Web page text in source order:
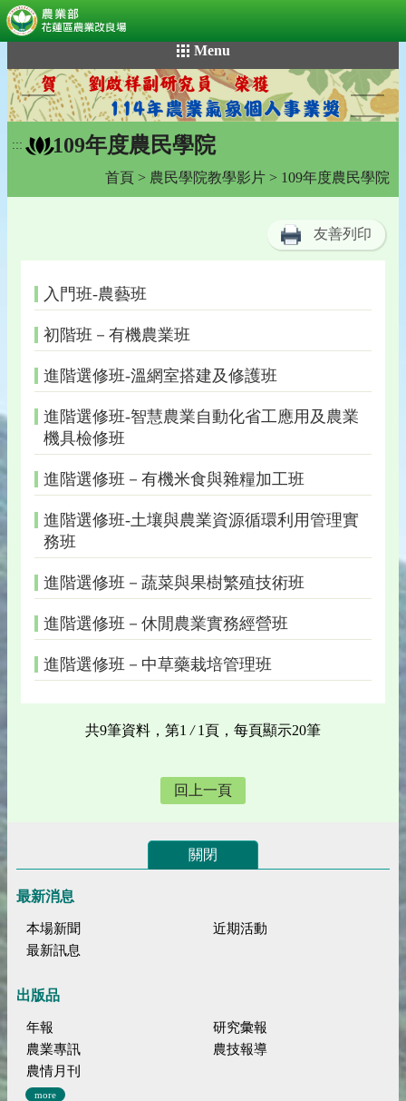
到
主
要
內
容
Menu
::: 109年度農民學院
首頁 > 農民學院教學影片 > 109年度農民學院
友善列印
入門班-農藝班
初階班－有機農業班
進階選修班-溫網室搭建及修護班
進階選修班-智慧農業自動化省工應用及農業
機具檢修班
進階選修班－有機米食與雜糧加工班
進階選修班-土壤與農業資源循環利用管理實
務班
進階選修班－蔬菜與果樹繁殖技術班
進階選修班－休閒農業實務經營班
進階選修班－中草藥栽培管理班
共9筆資料，第1 /1頁，每頁顯示20筆
回上一頁
關閉
最新消息
本場新聞
近期活動
最新訊息
出版品
年報
研究彙報
農業專訊
農技報導
農情月刊
more